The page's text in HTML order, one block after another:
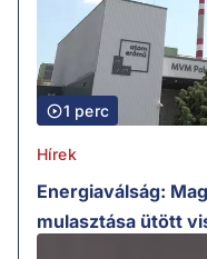
1 perc
Hírek
Energiaválság:
mulasztása ütött